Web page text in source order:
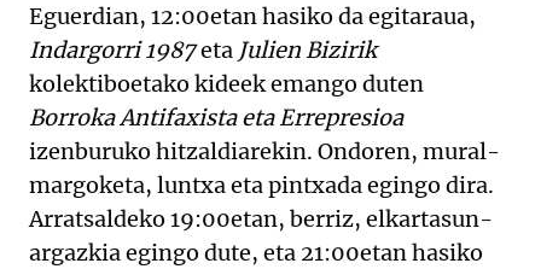
Eguerdian, 12:00etan hasiko da egitaraua,
Indargorri 1987eta Julien Bizirik
kolektiboetako kideek emango duten
Borroka Antifaxista eta Errepresioa
izenburuko hitzaldiarekin. Ondoren, mural-
margoketa, luntxa eta pintxada egingo dira.
Arratsaldeko 19:00etan, berriz, elkartasun-
argazkia egingo dute, eta 21:00etan hasiko